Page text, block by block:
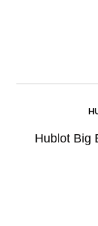
Hublot Big